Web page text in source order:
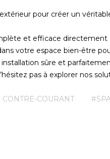
pour créer un
et efficace directement
votre espace bien-être
installation sûre et
pas à explorer nos
COURANT